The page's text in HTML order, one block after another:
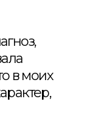
в моих